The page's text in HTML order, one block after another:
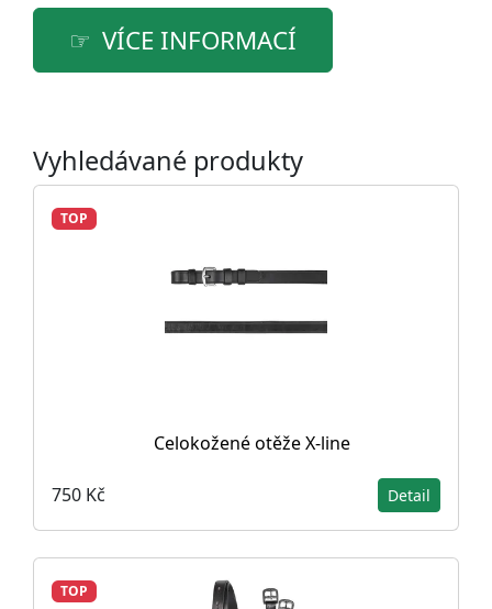
VÍCE INFORMACÍ
Vyhledávané produkty
TOP
Celokožené otěže X-line
750 Kč Detail
TOP